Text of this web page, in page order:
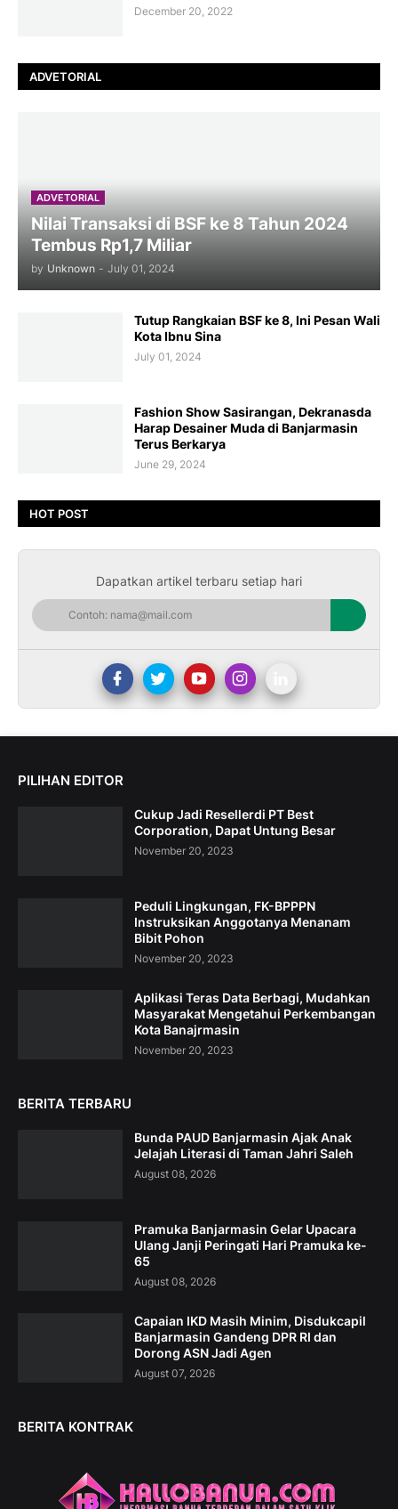
December 20, 2022
ADVETORIAL
ADVETORIAL
Nilai Transaksi di BSF ke 8 Tahun 2024
Tembus Rp1,7 Miliar
by Unknown - July 01, 2024
Tutup Rangkaian BSF ke 8, Ini Pesan Wali
Kota Ibnu Sina
July 01, 2024
Fashion Show Sasirangan, Dekranasda
Harap Desainer Muda di Banjarmasin
Terus Berkarya
June 29, 2024
HOT POST
Dapatkan artikel terbaru setiap hari
PILIHAN EDITOR
Cukup Jadi Resellerdi PT Best
Corporation, Dapat Untung Besar
November 20, 2023
Peduli Lingkungan, FK-BPPPN
Instruksikan Anggotanya Menanam
Bibit Pohon
November 20, 2023
Aplikasi Teras Data Berbagi, Mudahkan
Masyarakat Mengetahui Perkembangan
Kota Banajrmasin
November 20, 2023
BERITA TERBARU
Bunda PAUD Banjarmasin Ajak Anak
Jelajah Literasi di Taman Jahri Saleh
August 08, 2026
Pramuka Banjarmasin Gelar Upacara
Ulang Janji Peringati Hari Pramuka ke-
65
August 08, 2026
Capaian IKD Masih Minim, Disdukcapil
Banjarmasin Gandeng DPR RI dan
Dorong ASN Jadi Agen
August 07, 2026
BERITA KONTRAK